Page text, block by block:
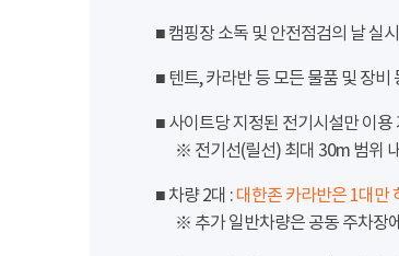
■ 캠핑장 소독 및 안전점검의 날 실
■ 텐트, 카라반 등 모든 물품 및 장비
■ 사이트당 지정된 전기시설만 이
※ 전기선(릴선) 최대 30m 범위
■ 차량 2대 : 대한존 카라반은 1대만
※ 추가 일반차량은 공동 주차장